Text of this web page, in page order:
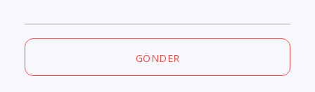
GÖNDER